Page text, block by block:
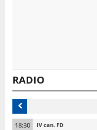
RADIO
18:30 IV can. FD